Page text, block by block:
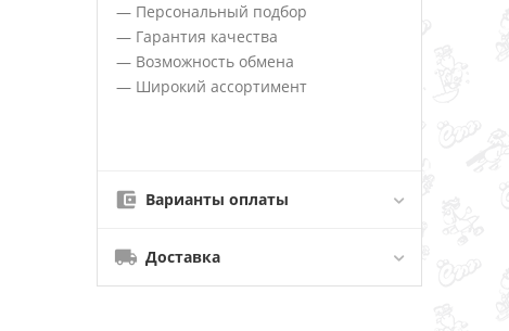
— Персональный подбор
— Гарантия качества
— Возможность обмена
— Широкий ассортимент
Варианты оплаты
Доставка